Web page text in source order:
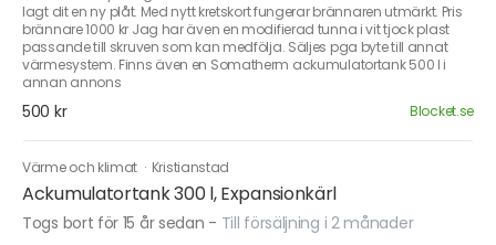
lagt dit en ny plåt. Med nytt kretskort fungerar brännaren utmärkt. Pris
brännare 1000 kr Jag har även en modifierad tunna i vit tjock plast
passande till skruven som kan medfölja. Säljes pga byte till annat
värmesystem. Finns även en Somatherm ackumulatortank 500 l i
annan annons
500 kr Blocket.se
Värme och klimat · Kristianstad
Ackumulatortank 300 l, Expansionkärl
Togs bort för 15 år sedan - Till försäljning i 2 månader